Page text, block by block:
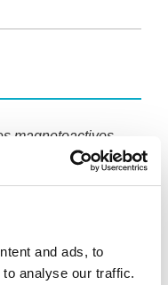
and ads, to
analyse our traffic.
magnetoactivos
inteligentes, ha sido
Industria del